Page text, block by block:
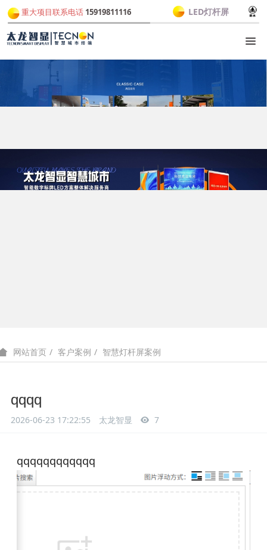
重大项目联系电话 15919811116 LED灯杆屏
网站首页 客户案例 智慧灯杆屏案例
qqqq
2026-06-23 17:22:55 太龙智显 7
qqqqqqqqqqqq